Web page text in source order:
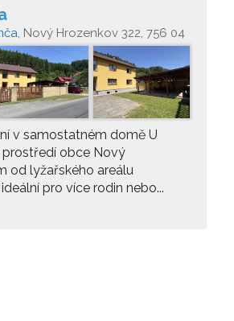
, Nový Hrozenkov 322, 756 04
v samostatném domě U
obce Nový
od lyžařského areálu
pro více rodin nebo...